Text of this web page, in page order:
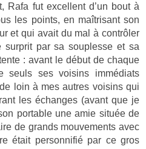
Rafa fut ex­cel­lent d’un bout à
les points, en maîtrisant son
et qui avait du mal à contrôler
sur­prit par sa soup­lesse et sa
: avant le début de chaque
ses voisins immédiats
loin à mes aut­res voisins qui
les échan­ges (avant que je
port­able une amie située de
de grands mouve­ments avec
était per­son­nifié par ce gros